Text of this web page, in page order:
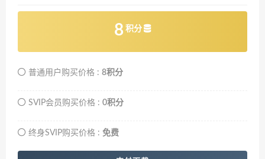
8 积分
普通用户购买价格 : 8积分
SVIP会员购买价格 : 0积分
终身SVIP购买价格 : 免费